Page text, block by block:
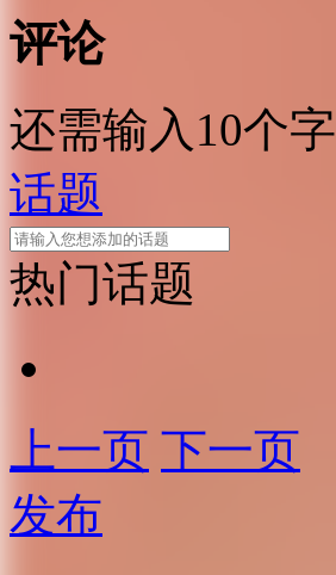
评论
还需输入10个字
话题
热门话题
上一页 下一页
发布